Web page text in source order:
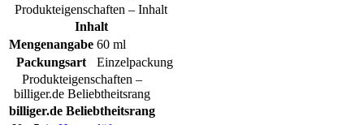
Produkteigenschaften – Inhalt
Inhalt
Mengenangabe 60 ml
Packungsart
Einzelpackung
Produkteigenschaften –
billiger.de Beliebtheitsrang
billiger.de Beliebtheitsrang